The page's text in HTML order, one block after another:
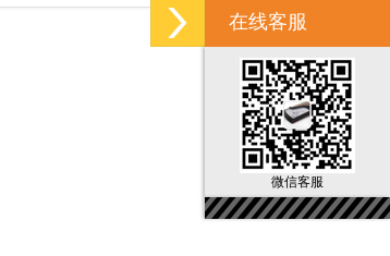
在线客服
微信客服